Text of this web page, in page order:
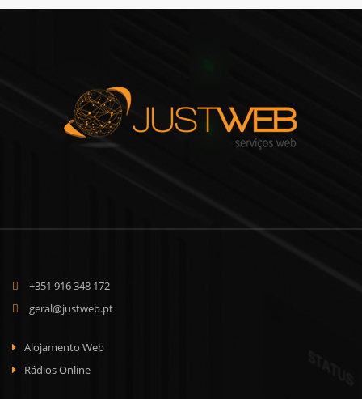
+351 916 348 172
geral@justweb.pt
Alojamento Web
Rádios Online